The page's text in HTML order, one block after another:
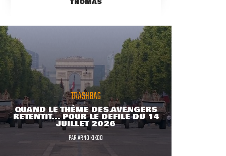
TRASHBAG
QUAND LE THÈME DES AVENGERS
RETENTIT... POUR LE DÉFILÉ DU 14
JUILLET 2026
PARARNO KIKOO